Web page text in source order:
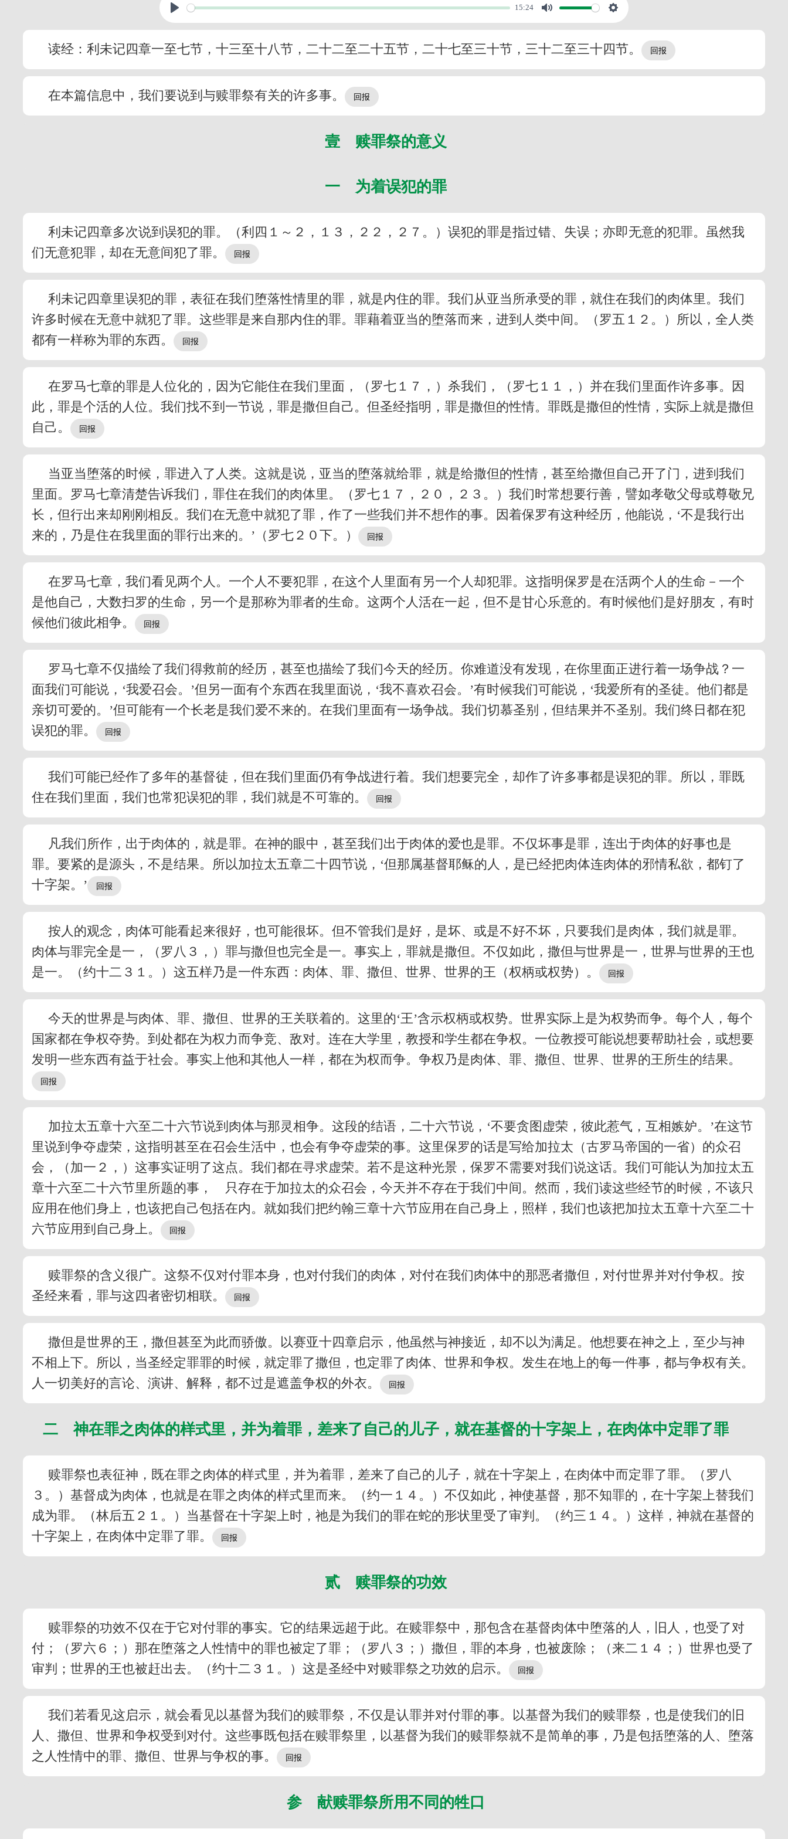
15:24
读经：利未记四章一至七节，十三至十八节，二十二至二十五节，二十七至三十节，三十二至三十四节。
在本篇信息中，我们要说到与赎罪祭有关的许多事。
壹 赎罪祭的意义
一 为着误犯的罪
利未记四章多次说到误犯的罪。（利四１～２，１３，２２，２７。）误犯的罪是指过错、失误；亦即无意的犯罪。虽然我
们无意犯罪，却在无意间犯了罪。
利未记四章里误犯的罪，表征在我们堕落性情里的罪，就是内住的罪。我们从亚当所承受的罪，就住在我们的肉体里。我们
许多时候在无意中就犯了罪。这些罪是来自那内住的罪。罪藉着亚当的堕落而来，进到人类中间。（罗五１２。）所以，全人类
都有一样称为罪的东西。
在罗马七章的罪是人位化的，因为它能住在我们里面，（罗七１７，）杀我们，（罗七１１，）并在我们里面作许多事。因
此，罪是个活的人位。我们找不到一节说，罪是撒但自己。但圣经指明，罪是撒但的性情。罪既是撒但的性情，实际上就是撒但
自己。
当亚当堕落的时候，罪进入了人类。这就是说，亚当的堕落就给罪，就是给撒但的性情，甚至给撒但自己开了门，进到我们
里面。罗马七章清楚告诉我们，罪住在我们的肉体里。（罗七１７，２０，２３。）我们时常想要行善，譬如孝敬父母或尊敬兄
长，但行出来却刚刚相反。我们在无意中就犯了罪，作了一些我们并不想作的事。因着保罗有这种经历，他能说，‘不是我行出
来的，乃是住在我里面的罪行出来的。’（罗七２０下。）
在罗马七章，我们看见两个人。一个人不要犯罪，在这个人里面有另一个人却犯罪。这指明保罗是在活两个人的生命－一个
是他自己，大数扫罗的生命，另一个是那称为罪者的生命。这两个人活在一起，但不是甘心乐意的。有时候他们是好朋友，有时
候他们彼此相争。
罗马七章不仅描绘了我们得救前的经历，甚至也描绘了我们今天的经历。你难道没有发现，在你里面正进行着一场争战？一
面我们可能说，‘我爱召会。’但另一面有个东西在我里面说，‘我不喜欢召会。’有时候我们可能说，‘我爱所有的圣徒。他们都是
亲切可爱的。’但可能有一个长老是我们爱不来的。在我们里面有一场争战。我们切慕圣别，但结果并不圣别。我们终日都在犯
误犯的罪。
我们可能已经作了多年的基督徒，但在我们里面仍有争战进行着。我们想要完全，却作了许多事都是误犯的罪。所以，罪既
住在我们里面，我们也常犯误犯的罪，我们就是不可靠的。
凡我们所作，出于肉体的，就是罪。在神的眼中，甚至我们出于肉体的爱也是罪。不仅坏事是罪，连出于肉体的好事也是
罪。要紧的是源头，不是结果。所以加拉太五章二十四节说，‘但那属基督耶稣的人，是已经把肉体连肉体的邪情私欲，都钉了
十字架。’
按人的观念，肉体可能看起来很好，也可能很坏。但不管我们是好，是坏、或是不好不坏，只要我们是肉体，我们就是罪。
肉体与罪完全是一，（罗八３，）罪与撒但也完全是一。事实上，罪就是撒但。不仅如此，撒但与世界是一，世界与世界的王也
是一。（约十二３１。）这五样乃是一件东西：肉体、罪、撒但、世界、世界的王（权柄或权势）。
今天的世界是与肉体、罪、撒但、世界的王关联着的。这里的‘王’含示权柄或权势。世界实际上是为权势而争。每个人，每个
国家都在争权夺势。到处都在为权力而争竞、敌对。连在大学里，教授和学生都在争权。一位教授可能说想要帮助社会，或想要
发明一些东西有益于社会。事实上他和其他人一样，都在为权而争。争权乃是肉体、罪、撒但、世界、世界的王所生的结果。
加拉太五章十六至二十六节说到肉体与那灵相争。这段的结语，二十六节说，‘不要贪图虚荣，彼此惹气，互相嫉妒。’在这节
里说到争夺虚荣，这指明甚至在召会生活中，也会有争夺虚荣的事。这里保罗的话是写给加拉太（古罗马帝国的一省）的众召
会，（加一２，）这事实证明了这点。我们都在寻求虚荣。若不是这种光景，保罗不需要对我们说这话。我们可能认为加拉太五
章十六至二十六节里所题的事， 只存在于加拉太的众召会，今天并不存在于我们中间。然而，我们读这些经节的时候，不该只
应用在他们身上，也该把自己包括在内。就如我们把约翰三章十六节应用在自己身上，照样，我们也该把加拉太五章十六至二十
六节应用到自己身上。
赎罪祭的含义很广。这祭不仅对付罪本身，也对付我们的肉体，对付在我们肉体中的那恶者撒但，对付世界并对付争权。按
圣经来看，罪与这四者密切相联。
撒但是世界的王，撒但甚至为此而骄傲。以赛亚十四章启示，他虽然与神接近，却不以为满足。他想要在神之上，至少与神
不相上下。所以，当圣经定罪罪的时候，就定罪了撒但，也定罪了肉体、世界和争权。发生在地上的每一件事，都与争权有关。
人一切美好的言论、演讲、解释，都不过是遮盖争权的外衣。
二 神在罪之肉体的样式里，并为着罪，差来了自己的儿子，就在基督的十字架上，在肉体中定罪了罪
赎罪祭也表征神，既在罪之肉体的样式里，并为着罪，差来了自己的儿子，就在十字架上，在肉体中而定罪了罪。（罗八
３。）基督成为肉体，也就是在罪之肉体的样式里而来。（约一１４。）不仅如此，神使基督，那不知罪的，在十字架上替我们
成为罪。（林后五２１。）当基督在十字架上时，祂是为我们的罪在蛇的形状里受了审判。（约三１４。）这样，神就在基督的
十字架上，在肉体中定罪了罪。
贰 赎罪祭的功效
赎罪祭的功效不仅在于它对付罪的事实。它的结果远超于此。在赎罪祭中，那包含在基督肉体中堕落的人，旧人，也受了对
付；（罗六６；）那在堕落之人性情中的罪也被定了罪；（罗八３；）撒但，罪的本身，也被废除；（来二１４；）世界也受了
审判；世界的王也被赶出去。（约十二３１。）这是圣经中对赎罪祭之功效的启示。
我们若看见这启示，就会看见以基督为我们的赎罪祭，不仅是认罪并对付罪的事。以基督为我们的赎罪祭，也是使我们的旧
人、撒但、世界和争权受到对付。这些事既包括在赎罪祭里，以基督为我们的赎罪祭就不是简单的事，乃是包括堕落的人、堕落
之人性情中的罪、撒但、世界与争权的事。
参 献赎罪祭所用不同的牲口